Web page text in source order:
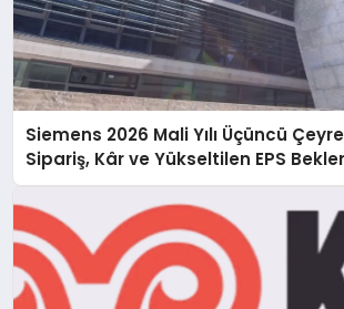
Siemens 2026 Mali Yılı Üçüncü
Sipariş, Kâr ve Yükseltilen EPS